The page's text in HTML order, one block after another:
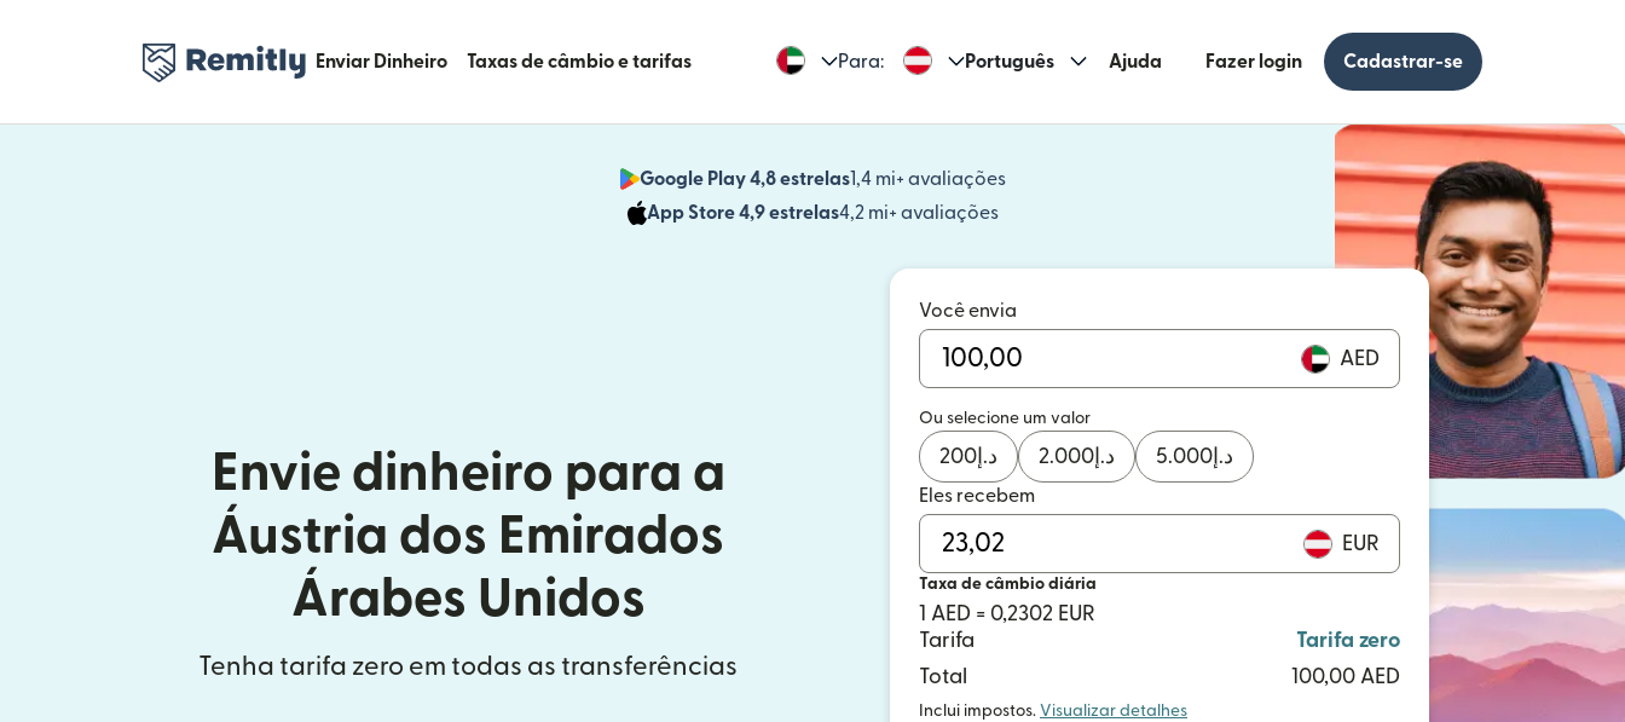
Enviar Dinheiro Taxas de câmbio e tarifas Para: Português Ajuda Fazer login Cadastrar-se
Google Play 4,8 estrelas1,4 mi+ avaliações
(abre em uma nova janela)
App Store 4,9 estrelas4,2 mi+ avaliações
(abre em uma nova janela)
Envie dinheiro para a
Áustria dos Emirados
Árabes Unidos
Tenha tarifa zero em todas as transferências
Você envia
AED
Ou selecione um valor
د.إ 200 د.إ 2.000 د.إ 5.000
Eles recebem
EUR
Taxa de câmbio diária
1 AED = 0,2302 EUR
Tarifa
Tarifa zero
Total
100,00 AED
Inclui impostos. Visualizar detalhes